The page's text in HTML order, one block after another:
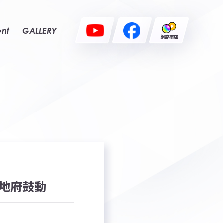
GALLERY
網路商店
府鼓動